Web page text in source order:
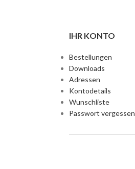
IHR KONTO
Bestellungen
Downloads
Adressen
Kontodetails
Wunschliste
Passwort vergessen